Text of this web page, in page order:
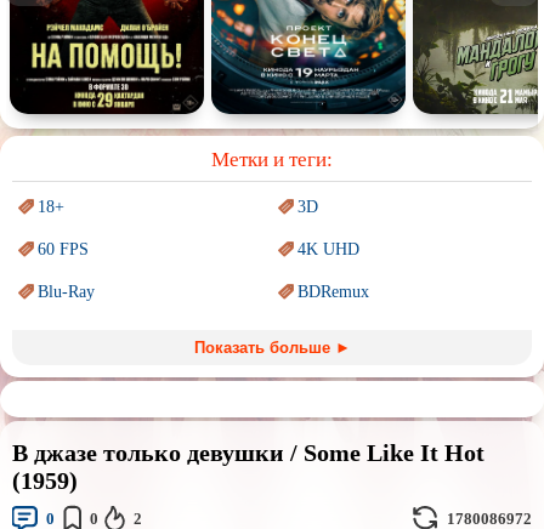
Спектакль Сказка Немое кино Для взрослых
Метки и теги:
18+ 3D
60 FPS 4K UHD
Blu-Ray BDRemux
Sci-Fi (Научнаяфантастика) Trash (трэш) movies
Авангард иСюрреализм Ангелы и Демоны
Аниме Антиутопия
Врачи
Показать больше ►
В джазе только девушки / Some Like It Hot
(1959)
0 0 2 1780086972